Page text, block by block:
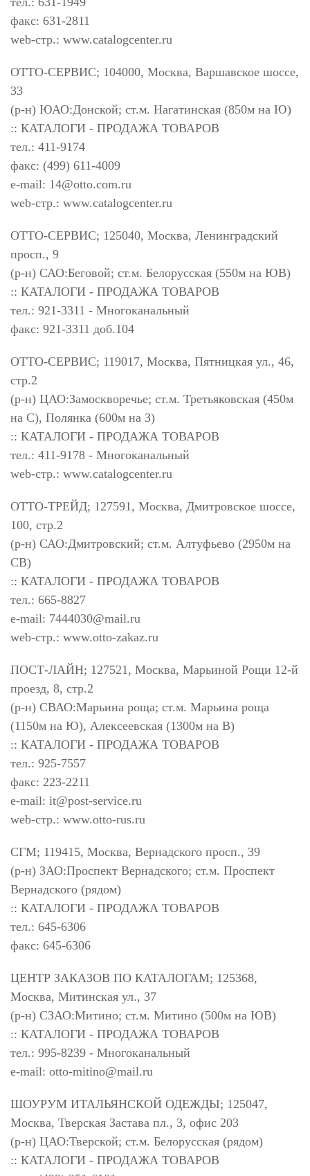
факс: 631-2811
web-стр.: www.catalogcenter.ru
ОТТО-СЕРВИС; 104000, Москва, Варшавское шоссе,
33
(р-н) ЮАО:Донской; ст.м. Нагатинская (850м на Ю)
:: КАТАЛОГИ - ПРОДАЖА ТОВАРОВ
тел.: 411-9174
факс: (499) 611-4009
e-mail: 14@otto.com.ru
web-стр.: www.catalogcenter.ru
ОТТО-СЕРВИС; 125040, Москва, Ленинградский
просп., 9
(р-н) САО:Беговой; ст.м. Белорусская (550м на ЮВ)
:: КАТАЛОГИ - ПРОДАЖА ТОВАРОВ
тел.: 921-3311 - Многоканальный
факс: 921-3311 доб.104
ОТТО-СЕРВИС; 119017, Москва, Пятницкая ул., 46,
стр.2
(р-н) ЦАО:Замоскворечье; ст.м. Третьяковская (450м
на С), Полянка (600м на З)
:: КАТАЛОГИ - ПРОДАЖА ТОВАРОВ
тел.: 411-9178 - Многоканальный
web-стр.: www.catalogcenter.ru
ОТТО-ТРЕЙД; 127591, Москва, Дмитровское шоссе,
100, стр.2
(р-н) САО:Дмитровский; ст.м. Алтуфьево (2950м на
СВ)
:: КАТАЛОГИ - ПРОДАЖА ТОВАРОВ
тел.: 665-8827
e-mail: 7444030@mail.ru
web-стр.: www.otto-zakaz.ru
ПОСТ-ЛАЙН; 127521, Москва, Марьиной Рощи 12-й
проезд, 8, стр.2
(р-н) СВАО:Марьина роща; ст.м. Марьина роща
(1150м на Ю), Алексеевская (1300м на В)
:: КАТАЛОГИ - ПРОДАЖА ТОВАРОВ
тел.: 925-7557
факс: 223-2211
e-mail: it@post-service.ru
web-стр.: www.otto-rus.ru
СГМ; 119415, Москва, Вернадского просп., 39
(р-н) ЗАО:Проспект Вернадского; ст.м. Проспект
Вернадского (рядом)
:: КАТАЛОГИ - ПРОДАЖА ТОВАРОВ
тел.: 645-6306
факс: 645-6306
ЦЕНТР ЗАКАЗОВ ПО КАТАЛОГАМ; 125368,
Москва, Митинская ул., 37
(р-н) СЗАО:Митино; ст.м. Митино (500м на ЮВ)
:: КАТАЛОГИ - ПРОДАЖА ТОВАРОВ
тел.: 995-8239 - Многоканальный
e-mail: otto-mitino@mail.ru
ШОУРУМ ИТАЛЬЯНСКОЙ ОДЕЖДЫ; 125047,
Москва, Тверская Застава пл., 3, офис 203
(р-н) ЦАО:Тверской; ст.м. Белорусская (рядом)
:: КАТАЛОГИ - ПРОДАЖА ТОВАРОВ